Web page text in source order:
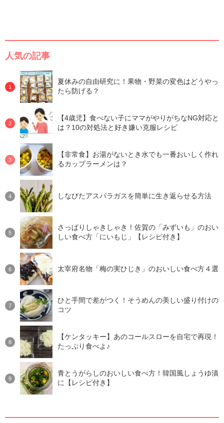
人気の記事
夏休みの自由研究に！果物・野菜の変色はどうやっ
たら防げる？
【4歳児】食べない子にママがやりがちなNG対応と
は？10の対処法と好き嫌い克服レシピ
【非常食】お湯がないとき水でも一番おいしく作れ
るカップラーメンは？
しなびたアスパラガスを簡単に生き返らせる方法
さっぱりしゃきしゃき！佐賀の「みずいも」のおい
しい食べ方「にいもじ」【レシピ付き】
太宰府名物「梅の実ひじき」のおいしい食べ方４選
ひと手間で差がつく！そうめんの美しい盛り付けの
コツ
【ケンタッキー】あのコールスローを自宅で再現！
たっぷり食べよ♪
青とうがらしのおいしい食べ方！韓国風しょうゆ漬
に【レシピ付き】